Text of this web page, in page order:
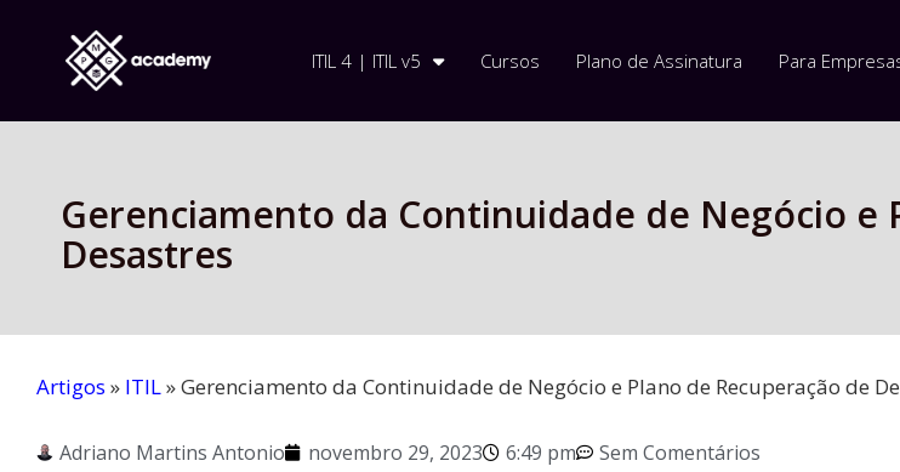
ITIL 4 | ITIL v5 Cursos Plano de Assinatura Para
Gerenciamento da Continuidade de Negócio e
Desastres
Artigos » ITIL»Gerenciamento da Continuidade de Negócio e Plano de Recuperação de
Adriano Martins Antonio novembro 29, 2023 6:49 pm Sem Comentários